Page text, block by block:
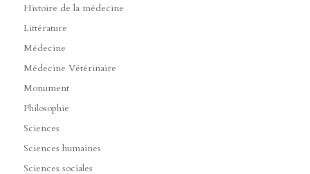
Histoire de la médecine
Littérature
Médecine
Médecine Vétérinaire
Monument
Philosophie
Sciences
Sciences humaines
Sciences sociales